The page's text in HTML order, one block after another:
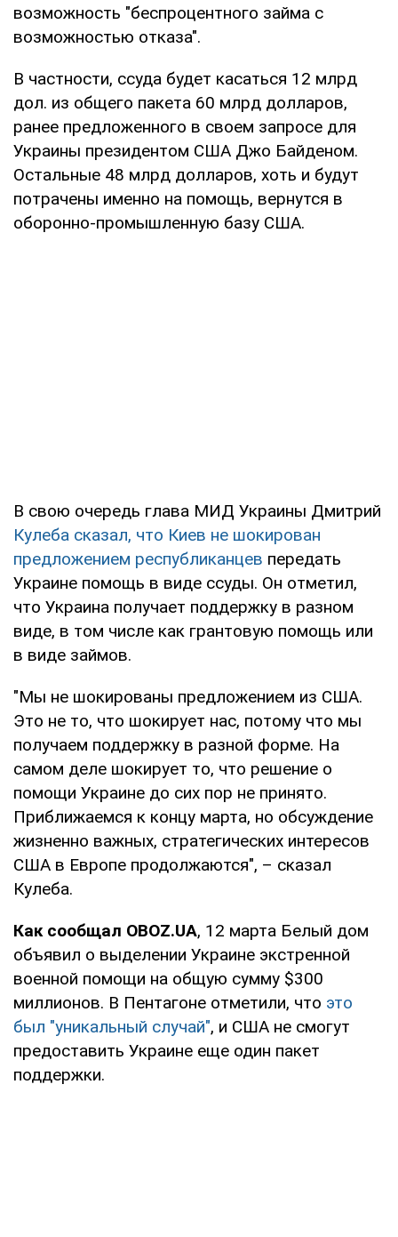
возможность "беспроцентного займа с
возможностью отказа".
В частности, ссуда будет касаться 12 млрд
дол. из общего пакета 60 млрд долларов,
ранее предложенного в своем запросе для
Украины президентом США Джо Байденом.
Остальные 48 млрд долларов, хоть и будут
потрачены именно на помощь, вернутся в
оборонно-промышленную базу США.
В свою очередь глава МИД Украины Дмитрий
Кулеба сказал, что Киев не шокирован
предложением республиканцев передать
Украине помощь в виде ссуды. Он отметил,
что Украина получает поддержку в разном
виде, в том числе как грантовую помощь или
в виде займов.
"Мы не шокированы предложением из США.
Это не то, что шокирует нас, потому что мы
получаем поддержку в разной форме. На
самом деле шокирует то, что решение о
помощи Украине до сих пор не принято.
Приближаемся к концу марта, но обсуждение
жизненно важных, стратегических интересов
США в Европе продолжаются", – сказал
Кулеба.
Как сообщал OBOZ.UA, 12 марта Белый дом
объявил о выделении Украине экстренной
военной помощи на общую сумму $300
миллионов. В Пентагоне отметили, что это
был "уникальный случай", и США не смогут
предоставить Украине еще один пакет
поддержки.